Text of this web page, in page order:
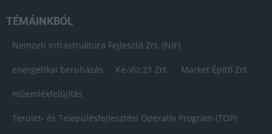
TÉMÁINKBÓL
Nemzeti Infrastruktúra Fejlesztő Zrt. (NIF)
energetikai beruházás Ke-Víz 21 Zrt. Market Építő Zrt.
műemlékfelújítás
Terület- és Településfejlesztési Operatív Program (TOP)